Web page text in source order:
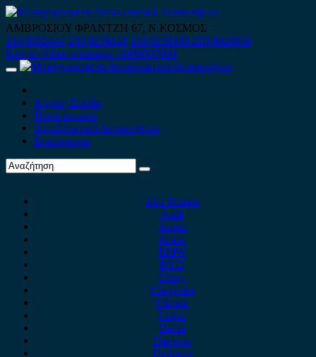
Skip
to
content
ΑΜΒΡΟΣΙΟΥ ΦΡΑΝΤΖΗ 67, Ν.ΚΟΣΜΟΣ
210 9012444 210 9239148 210 9238158 210 9026839
Κινητό-Viber-whatsapp : 6980507900
Primary
Αρχική Σελίδα
Ποιοί είμαστε
Ανταλλακτικά Αυτοκινήτων
Επικοινωνία
Alfa Romeo
Audi
Austin
Acura
BMW
BYD
Chery
Chevrolet
Citroen
Cupra
Dacia
Daewoo
Daihatsu